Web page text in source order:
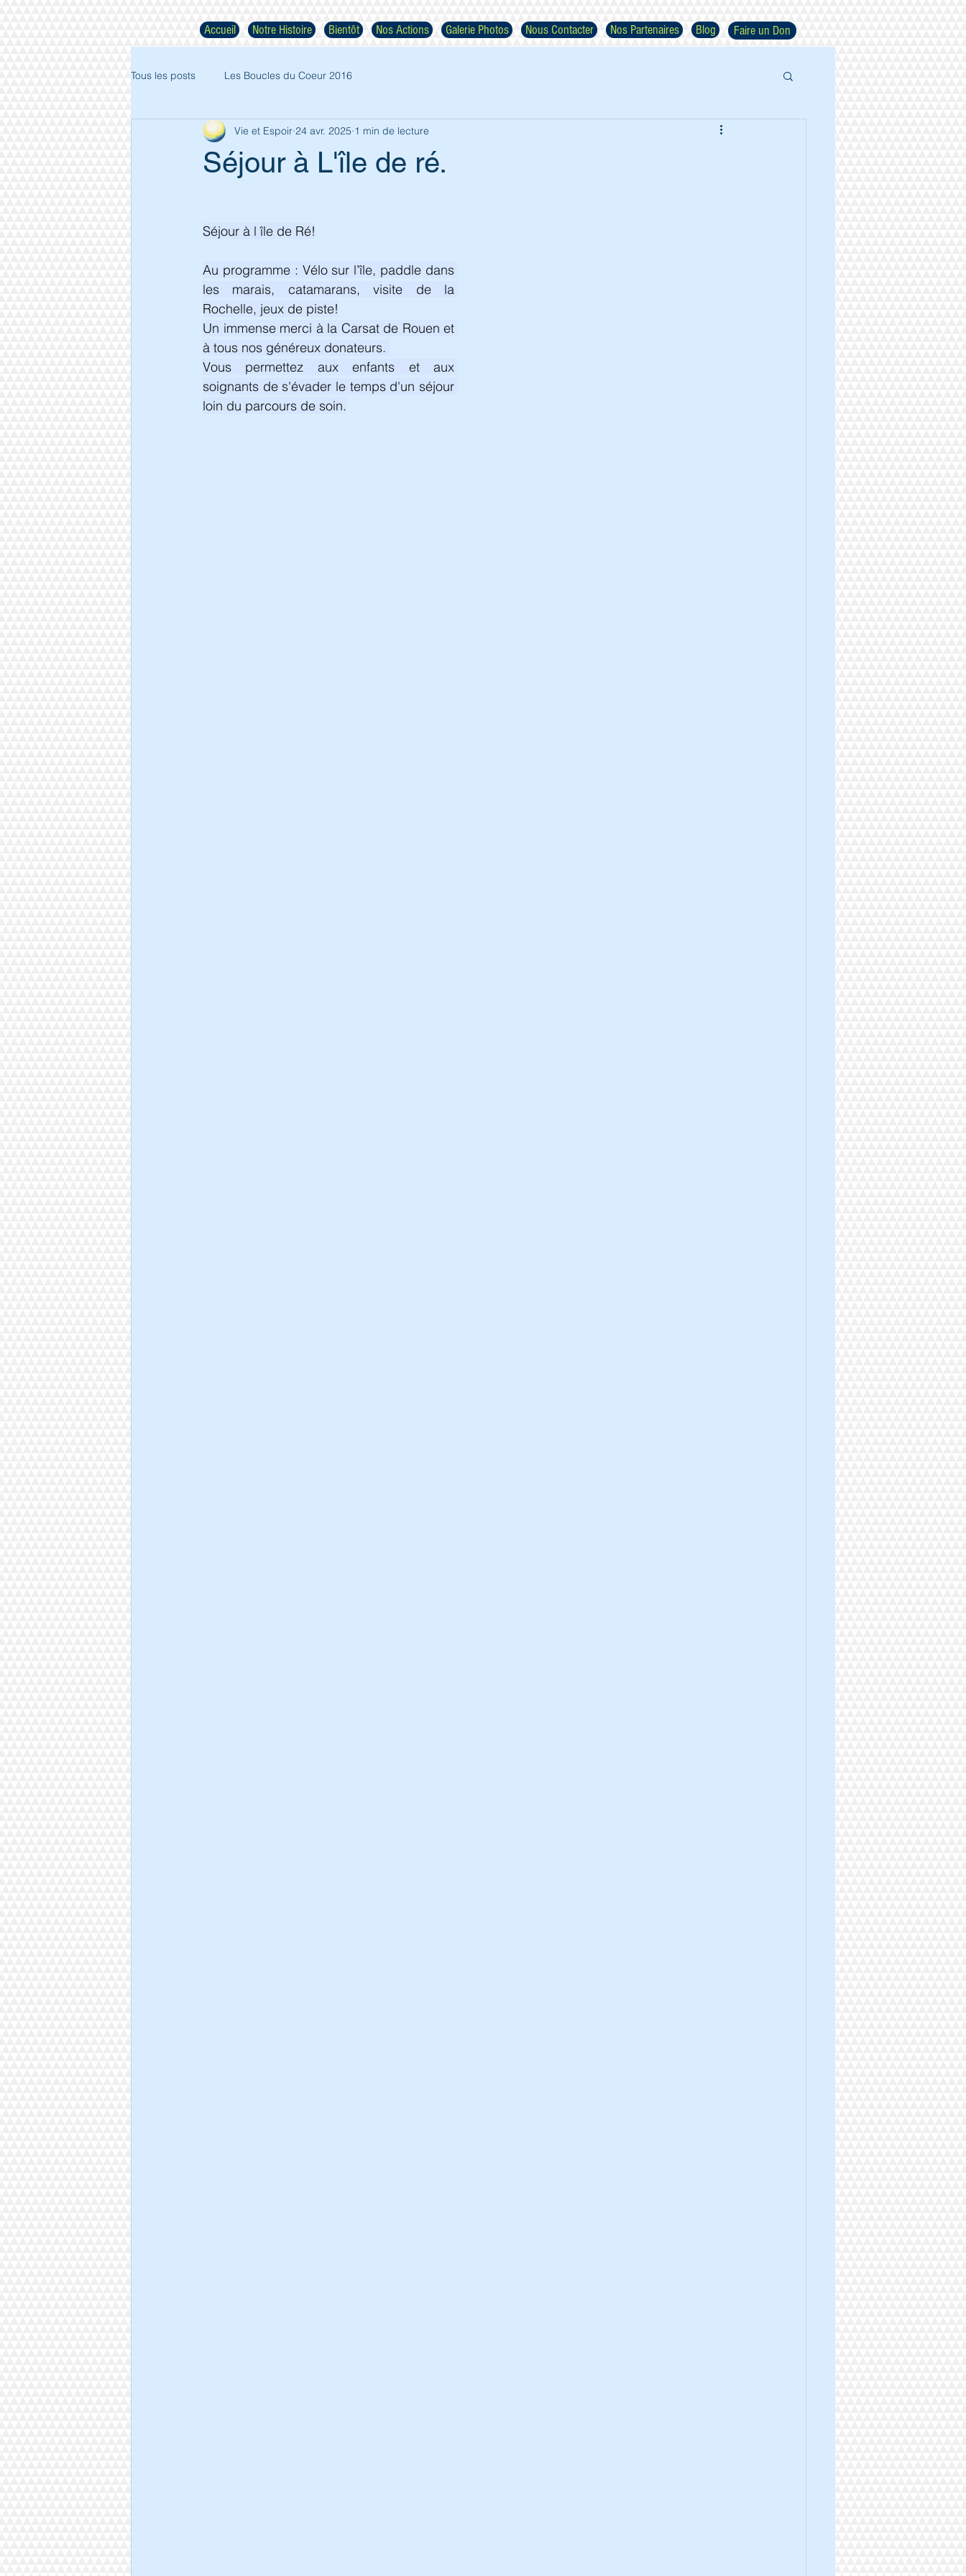
Accueil Notre Histoire Bientôt Nos Actions Galerie Photos Nous Contacter Nos Partenaires Blog Faire un Don
Tous les posts Les Boucles du Coeur 2016
Séjour à L'île de ré.
Vie et Espoir 24 avr. 2025 1 min de lecture
Séjour à l île de Ré!
Au programme : Vélo sur l’île, paddle dans
les marais, catamarans, visite de la
Rochelle, jeux de piste!
Un immense merci à la Carsat de Rouen et
à tous nos généreux donateurs.
Vous permettez aux enfants et aux
soignants de s'évader le temps d'un séjour
loin du parcours de soin.